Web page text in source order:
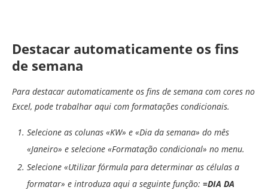
Destacar automaticamente os fins
de semana
Para destacar automaticamente os fins de semana com cores no
Excel, pode trabalhar aqui com formatações condicionais.
Selecione as colunas «KW» e «Dia da semana» do mês
«Janeiro» e selecione «Formatação condicional» no menu.
Selecione «Utilizar fórmula para determinar as células a
formatar» e introduza aqui a seguinte função: =DIA DA